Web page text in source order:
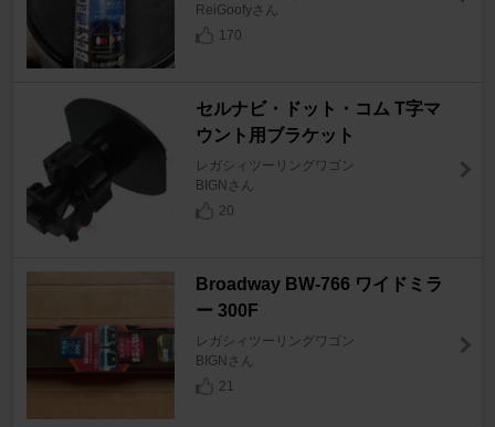
ReiGoofyさん
170
セルナビ・ドット・コム T字マ
ウント用ブラケット
レガシィツーリングワゴン
BIGNさん
20
Broadway BW-766 ワイドミラ
ー 300F
レガシィツーリングワゴン
BIGNさん
21